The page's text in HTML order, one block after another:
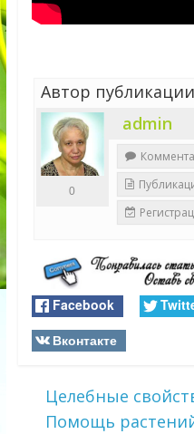
Автор публикации
admin
0
Facebook
Вконтакте
Целебные
Помощь